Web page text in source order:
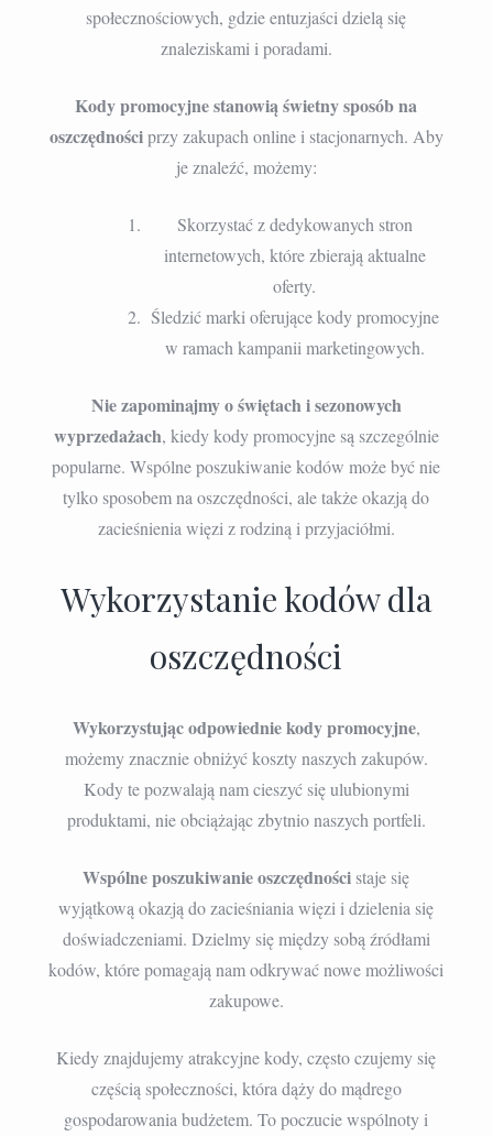
społecznościowych, gdzie entuzjaści dzielą się
znaleziskami i poradami.
Kody promocyjne stanowią świetny sposób na
oszczędnościprzy zakupach online i stacjonarnych. Aby
je znaleźć, możemy:
Skorzystać z dedykowanych stron
internetowych, które zbierają aktualne
oferty.
Śledzić marki oferujące kody promocyjne
w ramach kampanii marketingowych.
Nie zapominajmy o świętach i sezonowych
wyprzedażach, kiedy kody promocyjne są szczególnie
popularne. Wspólne poszukiwanie kodów może być nie
tylko sposobem na oszczędności, ale także okazją do
zacieśnienia więzi z rodziną i przyjaciółmi.
Wykorzystanie kodów dla
oszczędności
Wykorzystując odpowiednie kody promocyjne,
możemy znacznie obniżyć koszty naszych zakupów.
Kody te pozwalają nam cieszyć się ulubionymi
produktami, nie obciążając zbytnio naszych portfeli.
Wspólne poszukiwanie oszczędności staje się
wyjątkową okazją do zacieśniania więzi i dzielenia się
doświadczeniami. Dzielmy się między sobą źródłami
kodów, które pomagają nam odkrywać nowe możliwości
zakupowe.
Kiedy znajdujemy atrakcyjne kody, często czujemy się
częścią społeczności, która dąży do mądrego
gospodarowania budżetem. To poczucie wspólnoty i